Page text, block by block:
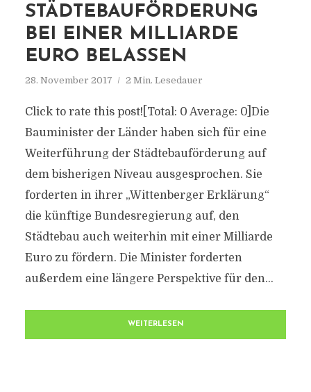
STÄDTEBAUFÖRDERUNG
BEI EINER MILLIARDE
EURO BELASSEN
28. November 2017 2 Min. Lesedauer
Click to rate this post![Total: 0 Average: 0]Die
Bauminister der Länder haben sich für eine
Weiterführung der Städtebauförderung auf
dem bisherigen Niveau ausgesprochen. Sie
forderten in ihrer „Wittenberger Erklärung“
die künftige Bundesregierung auf, den
Städtebau auch weiterhin mit einer Milliarde
Euro zu fördern. Die Minister forderten
außerdem eine längere Perspektive für den...
WEITERLESEN